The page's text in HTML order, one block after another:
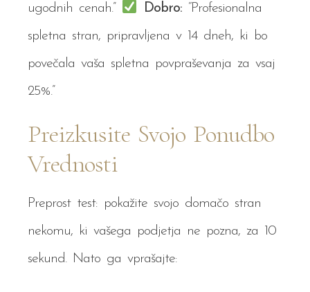
ugodnih cenah.”
Dobro:“Profesionalna
spletna stran, pripravljena v 14 dneh, ki bo
povečala vaša spletna povpraševanja za vsaj
25%.”
Preizkusite Svojo Ponudbo
Vrednosti
Preprost test: pokažite svojo domačo stran
nekomu, ki vašega podjetja ne pozna, za 10
sekund. Nato ga vprašajte: